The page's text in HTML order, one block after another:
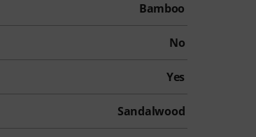
Bamboo
No
Yes
Sandalwood